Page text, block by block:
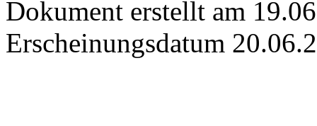
Dokument erstellt am
Erscheinungsdatum